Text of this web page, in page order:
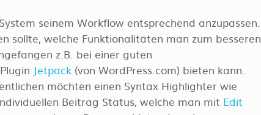
seinem Workflow entsprechend anzupassen.
sollte, welche Funktionalitäten man zum besseren
z.B. bei einer guten
Jetpack(von WordPress.com) bieten kann.
möchten einen Syntax Highlighter wie
Beitrag Status, welche man mit Edit